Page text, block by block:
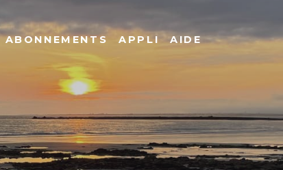
ABONNEMENTS APPLI AIDE